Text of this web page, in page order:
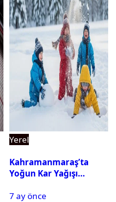
Yerel
Kahramanmaraş’ta
Yoğun Kar Yağışı
Tatil
7 ay önce